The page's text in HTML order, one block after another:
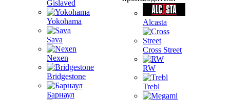
Gislaved
Yokohama
Sava
Nexen
Bridgestone
Барнаул
Alcasta
Cross Street
RW
Trebl